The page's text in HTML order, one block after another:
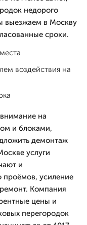
недорого
выезжаем в Москву
сроки.
воздействия на
на
и блоками,
демонтаж
услуги
и
проёмов, усиление
Компания
цены и
перегородок